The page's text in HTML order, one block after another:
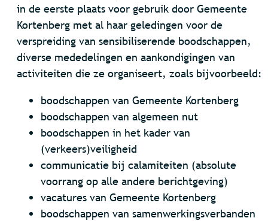
in de eerste plaats voor gebruik door Gemeente
Kortenberg met al haar geledingen voor de
verspreiding van sensibiliserende boodschappen,
diverse mededelingen en aankondigingen van
activiteiten die ze organiseert, zoals bijvoorbeeld:
boodschappen van Gemeente Kortenberg
boodschappen van algemeen nut
boodschappen in het kader van
(verkeers)veiligheid
communicatie bij calamiteiten (absolute
voorrang op alle andere berichtgeving)
vacatures van Gemeente Kortenberg
boodschappen van samenwerkingsverbanden